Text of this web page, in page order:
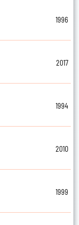
1996
2017
1994
2010
1999